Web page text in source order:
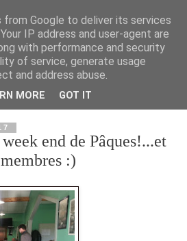
end de Pâques!...et
:)
from Google to deliver its services
IP address and user-agent are
with performance and security
of service, generate usage
and address abuse.
MORE GOT IT